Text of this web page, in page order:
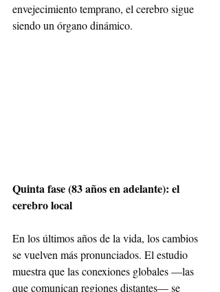
envejecimiento temprano, el cerebro sigue
siendo un órgano dinámico.
Quinta fase (83 años en adelante): el
cerebro local
En los últimos años de la vida, los cambios
se vuelven más pronunciados. El estudio
muestra que las conexiones globales —las
que comunican regiones distantes— se